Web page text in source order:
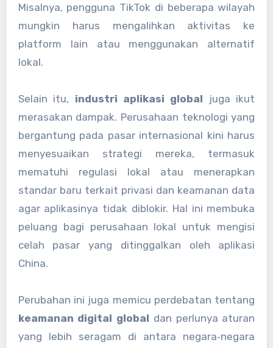
Misalnya, pengguna TikTok di beberapa wilayah
mungkin harus mengalihkan aktivitas ke
platform lain atau menggunakan alternatif
lokal.
Selain itu, industri aplikasi global juga ikut
merasakan dampak. Perusahaan teknologi yang
bergantung pada pasar internasional kini harus
menyesuaikan strategi mereka, termasuk
mematuhi regulasi lokal atau menerapkan
standar baru terkait privasi dan keamanan data
agar aplikasinya tidak diblokir. Hal ini membuka
peluang bagi perusahaan lokal untuk mengisi
celah pasar yang ditinggalkan oleh aplikasi
China.
Perubahan ini juga memicu perdebatan tentang
keamanan digital global dan perlunya aturan
yang lebih seragam di antara negara‑negara